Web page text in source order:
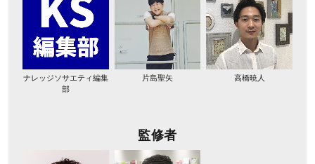
ナレッジソサエティ編集
部
片島聖矢 高橋暁人
監修者